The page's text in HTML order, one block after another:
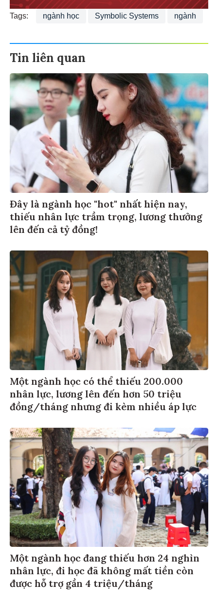
Tags: ngành học Symbolic Systems ngành
Tin liên quan
Đây là ngành học "hot" nhất hiện nay,
thiếu nhân lực trầm trọng, lương thưởng
lên đến cả tỷ đồng!
Một ngành học có thể thiếu 200.000
nhân lực, lương lên đến hơn 50 triệu
đồng/tháng nhưng đi kèm nhiều áp lực
Một ngành học đang thiếu hơn 24 nghìn
nhân lực, đi học đã không mất tiền còn
được hỗ trợ gần 4 triệu/tháng